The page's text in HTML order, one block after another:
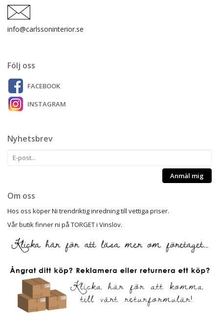
info@carlssoninterior.se
Följ oss
FACEBOOK
INSTAGRAM
Nyhetsbrev
Anmäl mig
Om oss
Hos oss köper Ni trendriktig inredning till vettiga priser.
Vår butik finner ni på TORGET i Vinslöv.